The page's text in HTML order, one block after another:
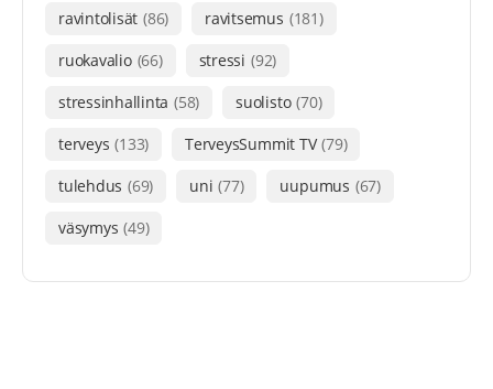
ravintolisät (86) ravitsemus (181)
ruokavalio (66) stressi (92)
stressinhallinta (58) suolisto (70)
terveys (133) TerveysSummit TV (79)
tulehdus (69) uni (77) uupumus (67)
väsymys (49)